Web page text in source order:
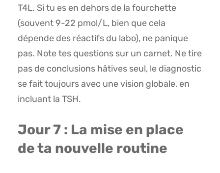
T4L. Si tu es en dehors de la fourchette
(souvent 9-22 pmol/L, bien que cela
dépende des réactifs du labo), ne panique
pas. Note tes questions sur un carnet. Ne tire
pas de conclusions hâtives seul, le diagnostic
se fait toujours avec une vision globale, en
incluant la TSH.
Jour 7 : La mise en place
de ta nouvelle routine